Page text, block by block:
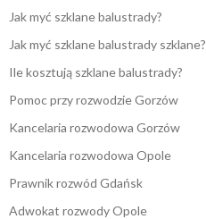
Jak myć szklane balustrady?
Jak myć szklane balustrady szklane?
Ile kosztują szklane balustrady?
Pomoc przy rozwodzie Gorzów
Kancelaria rozwodowa Gorzów
Kancelaria rozwodowa Opole
Prawnik rozwód Gdańsk
Adwokat rozwody Opole